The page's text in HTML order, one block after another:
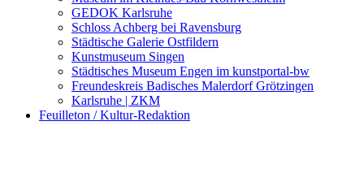
GEDOK Karlsruhe
Schloss Achberg bei Ravensburg
Städtische Galerie Ostfildern
Kunstmuseum Singen
Städtisches Museum Engen im kunstportal-bw
Freundeskreis Badisches Malerdorf Grötzingen
Karlsruhe | ZKM
Feuilleton / Kultur-Redaktion